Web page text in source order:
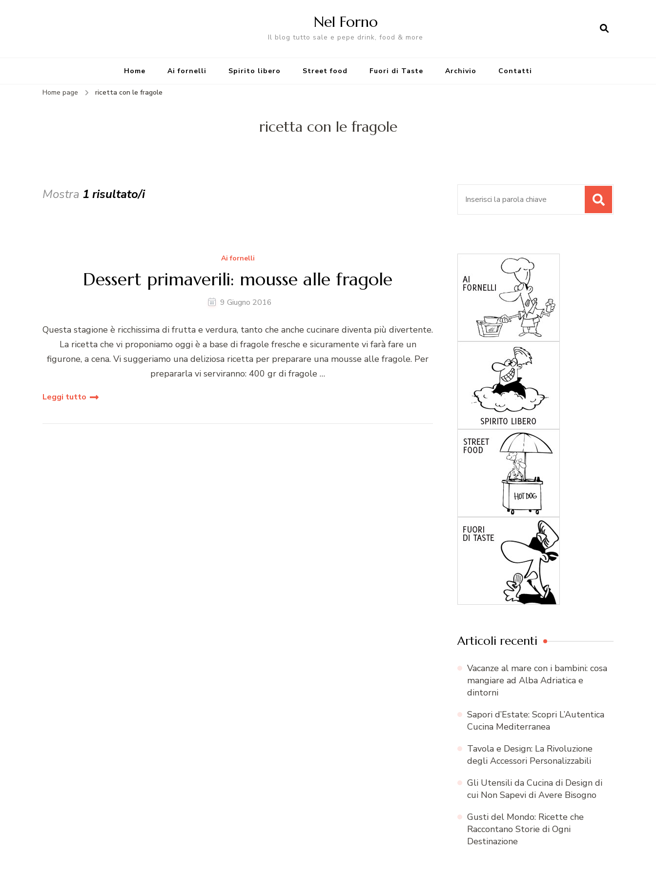
Nel Forno
Il blog tutto sale e pepe drink, food & more
Home Ai fornelli Spirito libero Street food Fuori di Taste Archivio Contatti
Home page ricetta con le fragole
ricetta con le fragole
Mostra 1 risultato/i
Ai fornelli
Dessert primaverili: mousse alle fragole
9 Giugno 2016
Questa stagione è ricchissima di frutta e verdura, tanto che anche cucinare diventa più divertente.
La ricetta che vi proponiamo oggi è a base di fragole fresche e sicuramente vi farà fare un
figurone, a cena. Vi suggeriamo una deliziosa ricetta per preparare una mousse alle fragole. Per
prepararla vi serviranno: 400 gr di fragole …
Leggi tutto
Articoli recenti
Vacanze al mare con i bambini: cosa
mangiare ad Alba Adriatica e
dintorni
Sapori d’Estate: Scopri L’Autentica
Cucina Mediterranea
Tavola e Design: La Rivoluzione
degli Accessori Personalizzabili
Gli Utensili da Cucina di Design di
cui Non Sapevi di Avere Bisogno
Gusti del Mondo: Ricette che
Raccontano Storie di Ogni
Destinazione